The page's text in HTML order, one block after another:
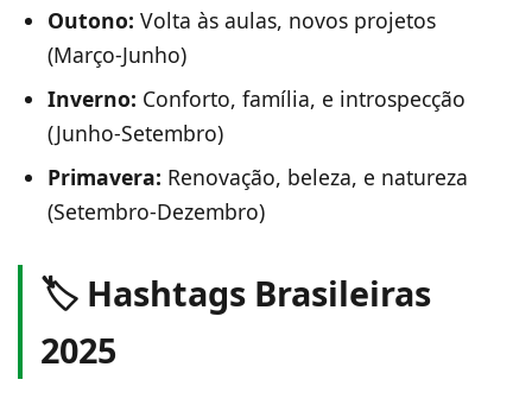
Outono: Volta às aulas, novos projetos
(Março-Junho)
Inverno: Conforto, família, e introspecção
(Junho-Setembro)
Primavera: Renovação, beleza, e natureza
(Setembro-Dezembro)
🏷️ Hashtags Brasileiras
2025